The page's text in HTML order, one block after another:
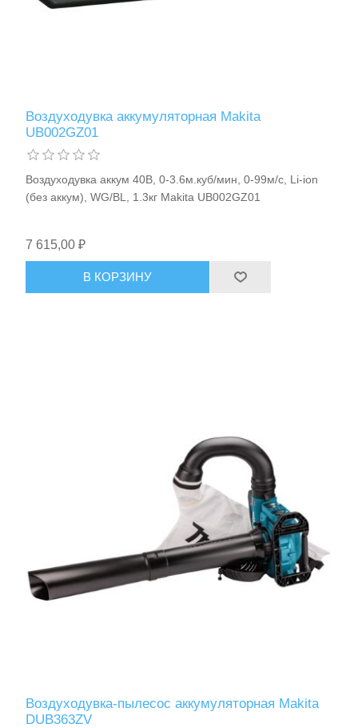
Воздуходувка аккумуляторная Makita
UB002GZ01
Воздуходувка аккум 40В, 0-3.6м.куб/мин, 0-99м/с, Li-ion
(без аккум), WG/BL, 1.3кг Makita UB002GZ01
7 615,00 ₽
В КОРЗИНУ
Воздуходувка-пылесос аккумуляторная Makita
DUB363ZV